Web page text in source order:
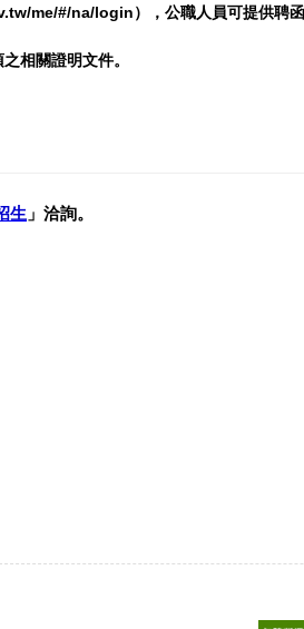
me/#/na/login），公職人員可提供聘函
相關證明文件。
生 」洽詢。